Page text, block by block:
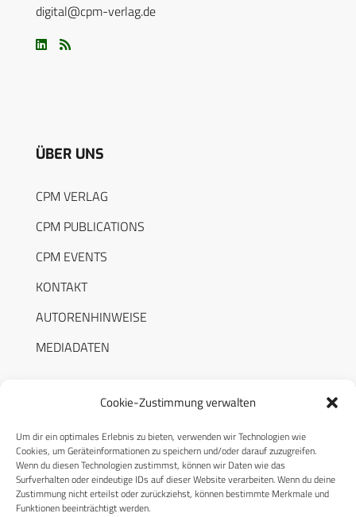
Cookie-Zustimmung verwalten
Um dir ein optimales Erlebnis zu bieten, verwenden wir Technologien wie
Cookies, um Geräteinformationen zu speichern und/oder darauf zuzugreifen.
Wenn du diesen Technologien zustimmst, können wir Daten wie das
Surfverhalten oder eindeutige IDs auf dieser Website verarbeiten. Wenn du deine
Zustimmung nicht erteilst oder zurückziehst, können bestimmte Merkmale und
Funktionen beeinträchtigt werden.
digital@cpm-verlag.de
ÜBER UNS
CPM VERLAG
CPM PUBLICATIONS
CPM EVENTS
KONTAKT
AUTORENHINWEISE
MEDIADATEN
RECHTLICHES
Datenschutzerklärung